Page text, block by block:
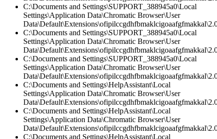
C:\Documents and Settings\SUPPORT_388945a0\Local
Settings\Application Data\Chromatic Browser\User
C:\Documents and Settings\SUPPORT_388945a0\Local
Settings\Application Data\Chromatic Browser\User
C:\Documents and Settings\SUPPORT_388945a0\Local
Settings\Application Data\Chromatic Browser\User
C:\Documents and Settings\HelpAssistant\Local
Settings\Application Data\Chromatic Browser\User
C:\Documents and Settings\HelpAssistant\Local
Settings\Application Data\Chromatic Browser\User
C:\Documents and Settings\HelpAssistant\Local